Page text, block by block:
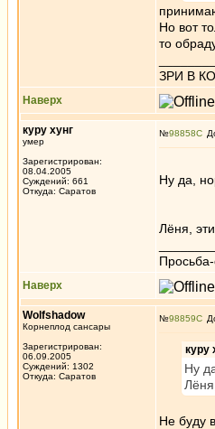
Но вот
то
ЗРИ В
Наверх
куру хунг
умер
Зарегистрирован:
08.04.2005
Суждений: 661
Откуда: Саратов
№98858
Ну да,
Лёня,
Наверх
Wolfshadow
Корнеплод сансары
Зарегистрирован:
06.09.2005
Суждений: 1302
Откуда: Саратов
№98859
куру
Ну
Не буду